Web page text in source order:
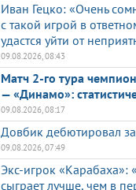
Иван Гецко: «Очень
с такой игрой в
удастся уйти от
09.08.2026, 08:43
Матч 2-го тура
— «Динамо»:
09.08.2026, 08:17
Довбик дебютировал
09.08.2026, 07:49
Экс-игрок «Карабаха»:
сыграет лучше, чем в